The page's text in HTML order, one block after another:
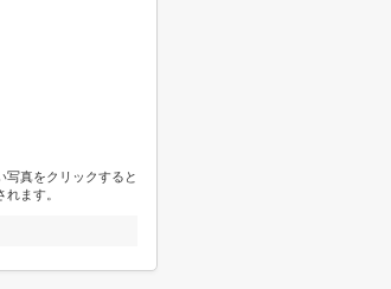
真をクリックすると
ます。